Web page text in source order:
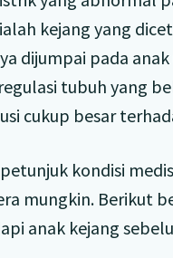
kejang yang
dijumpai pada
tubuh yang
cukup besar
kondisi
mungkin. Berikut
anak kejang